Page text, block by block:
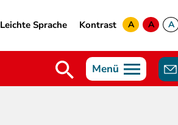
Leichte Sprache Kontrast
A
A
A
Menü